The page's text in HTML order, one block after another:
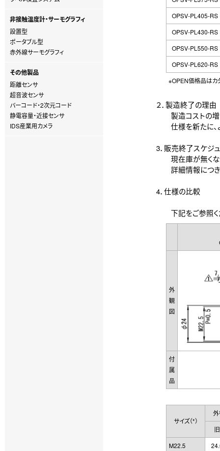
非接触温度計・サーモグラフィ
設置型
ポータブル型
赤外線サーモグラフィ
その他製品
距離センサ
超音波センサ
バーコード・2次元コード
静電容量・近接センサ
IDS産業用カメラ
OPSV-PL405-RS
OPSV-PL430-RS
OPSV-PL550-RS
OPSV-PL620-RS
※OPEN価格品はカ
２．製造終了の理由
製造コストの増
仕様を新たに、
3．販売終了スケジ
現在庫が無くな
詳細情報につき
4．仕様の比較
下記をご参照く
外
観
図
付
属
品
サイズ（*）
旧
M22.5